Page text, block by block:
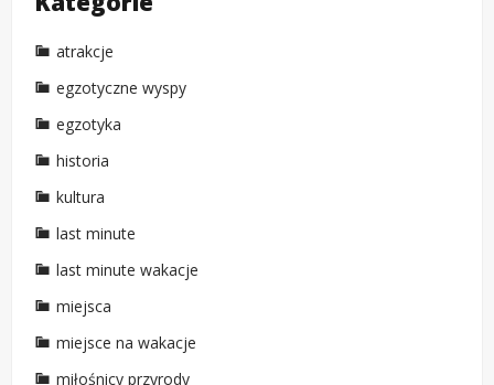
atrakcje
egzotyczne wyspy
egzotyka
historia
kultura
last minute
last minute wakacje
miejsca
miejsce na wakacje
miłośnicy przyrody